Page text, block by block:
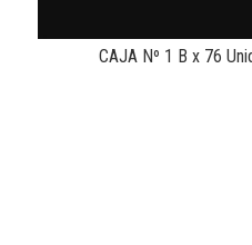
CAJA Nº 1 B x 76